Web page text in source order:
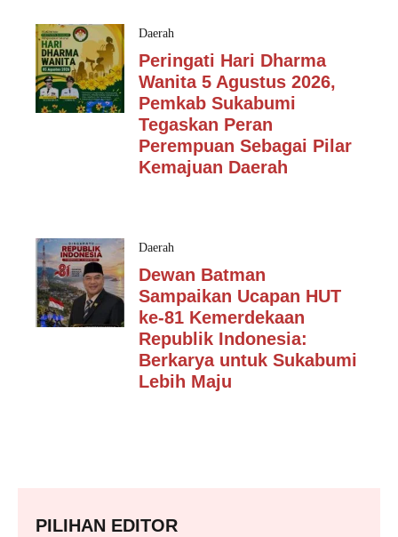
Daerah
Peringati Hari Dharma
Wanita 5 Agustus 2026,
Pemkab Sukabumi
Tegaskan Peran
Perempuan Sebagai Pilar
Kemajuan Daerah
Daerah
Dewan Batman
Sampaikan Ucapan HUT
ke-81 Kemerdekaan
Republik Indonesia:
Berkarya untuk Sukabumi
Lebih Maju
PILIHAN EDITOR